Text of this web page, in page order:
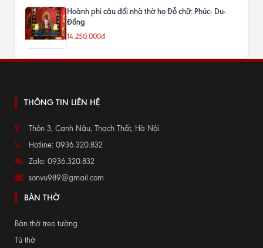
Hoành phi câu đối nhà thờ họ Đỗ chữ: Phúc- Du-
Đồng
14.250.000đ
THÔNG TIN LIÊN HỆ
Thôn 3, Canh Nậu, Thạch Thất, Hà Nội
Hotline: 0936.320.832
Zalo: 0936.320.832
sonvu989@gmail.com
BÀN THỜ
Bàn thờ treo tường
Tủ thờ